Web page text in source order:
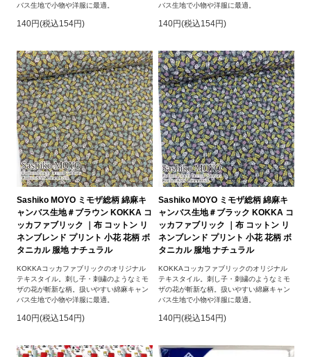
バス生地で小物や洋服に最適。
140円(税込154円)
バス生地で小物や洋服に最適。
140円(税込154円)
Sashiko MOYO ミモザ総柄 綿麻キ
ャンバス生地＃ブラウン KOKKA コ
ッカファブリック ｜布 コットン リ
ネンブレンド プリント 小花 花柄 ボ
タニカル 服地 ナチュラル
KOKKAコッカファブリックのオリジナル
テキスタイル。刺し子・刺繍のようなミモ
ザの花が斬新な柄。扱いやすい綿麻キャン
バス生地で小物や洋服に最適。
140円(税込154円)
Sashiko MOYO ミモザ総柄 綿麻キ
ャンバス生地＃ブラック KOKKA コ
ッカファブリック ｜布 コットン リ
ネンブレンド プリント 小花 花柄 ボ
タニカル 服地 ナチュラル
KOKKAコッカファブリックのオリジナル
テキスタイル。刺し子・刺繍のようなミモ
ザの花が斬新な柄。扱いやすい綿麻キャン
バス生地で小物や洋服に最適。
140円(税込154円)